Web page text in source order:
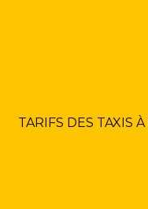
TARIFS DES TAXIS